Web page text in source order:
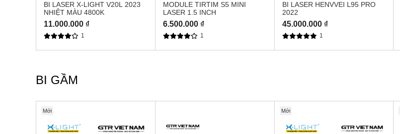
BI LASER X-LIGHT V20L 2023
NHIỆT MÀU 4800K
11.000.000 ₫
1
MODULE TIRTIM S5 MINI
LASER 1.5 INCH
6.500.000 ₫
1
BI LASER HENVVEI L95 PRO
2022
45.000.000 ₫
1
BI GẦM
Mới Mới